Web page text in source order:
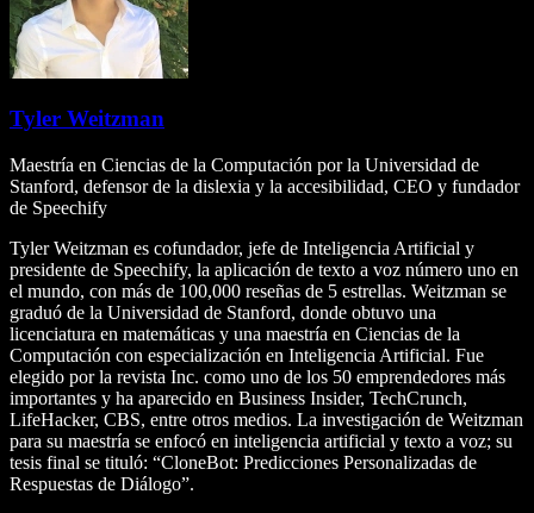
Tyler Weitzman
Maestría en Ciencias de la Computación por la Universidad de
Stanford, defensor de la dislexia y la accesibilidad, CEO y fundador
de Speechify
Tyler Weitzman es cofundador, jefe de Inteligencia Artificial y
presidente de Speechify, la aplicación de texto a voz número uno en
el mundo, con más de 100,000 reseñas de 5 estrellas. Weitzman se
graduó de la Universidad de Stanford, donde obtuvo una
licenciatura en matemáticas y una maestría en Ciencias de la
Computación con especialización en Inteligencia Artificial. Fue
elegido por la revista Inc. como uno de los 50 emprendedores más
importantes y ha aparecido en Business Insider, TechCrunch,
LifeHacker, CBS, entre otros medios. La investigación de Weitzman
para su maestría se enfocó en inteligencia artificial y texto a voz; su
tesis final se tituló: “CloneBot: Predicciones Personalizadas de
Respuestas de Diálogo”.